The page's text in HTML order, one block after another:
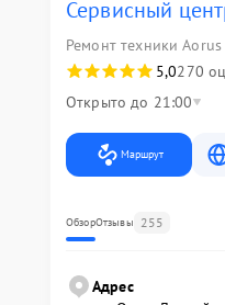
Сервисный
Ремонт техники Aorus
5,0270
Открыто до 21:00
Маршрут
ОбзорОтзывы 255
Адрес